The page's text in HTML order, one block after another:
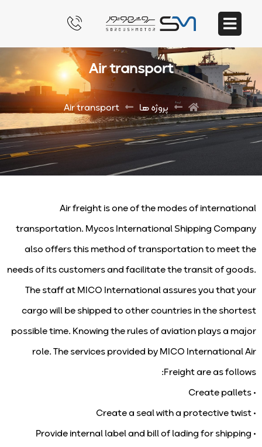
Air transport
پروژه ها Air transport
Air freight is one of the modes of international
transportation. Mycos International Shipping Company
also offers this method of transportation to meet the
needs of its customers and facilitate the transit of goods.
The staff at MICO International assures you that your
cargo will be shipped to other countries in the shortest
possible time. Knowing the rules of aviation plays a major
role. The services provided by MICO International Air
Freight are as follows:
• Create pallets
• Create a seal with a protective twist
• Provide internal label and bill of lading for shipping